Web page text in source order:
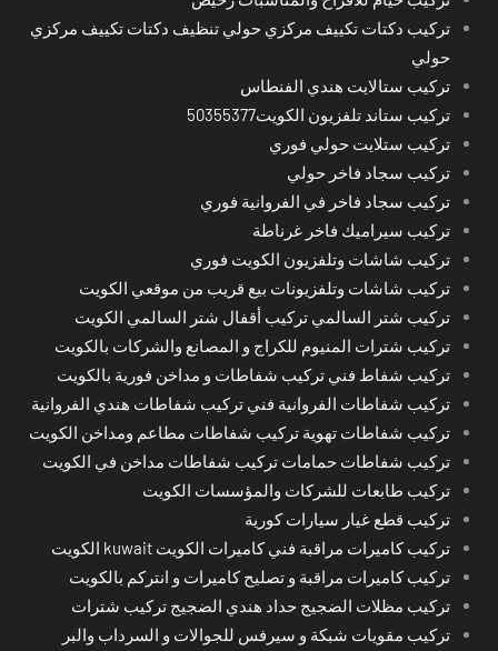
تركيب دكتات تكييف مركزي حولي تنظيف دكتات تكييف مركزي
حولي
تركيب ستالايت هندي الفنطاس
تركيب ستاند تلفزيون الكويت50355377
تركيب ستلايت حولي فوري
تركيب سجاد فاخر حولي
تركيب سجاد فاخر في الفروانية فوري
تركيب سيراميك فاخر غرناطة
تركيب شاشات وتلفزيون الكويت فوري
تركيب شاشات وتلفزيونات بيع قريب من موقعي الكويت
تركيب شتر السالمي تركيب أقفال شتر السالمي الكويت
تركيب شترات المنيوم للكراج و المصانع والشركات بالكويت
تركيب شفاط فني تركيب شفاطات و مداخن فورية بالكويت
تركيب شفاطات الفروانية فني تركيب شفاطات هندي الفروانية
تركيب شفاطات تهوية تركيب شفاطات مطاعم ومداخن الكويت
تركيب شفاطات حمامات تركيب شفاطات مداخن في الكويت
تركيب طابعات للشركات والمؤسسات الكويت
تركيب قطع غيار سيارات كورية
تركيب كاميرات مراقبة فني كاميرات الكويت kuwait الكويت
تركيب كاميرات مراقبة و تصليح كاميرات و انتركم بالكويت
تركيب مظلات الضجيج حداد هندي الضجيج تركيب شترات
تركيب مقويات شبكة و سيرفس للجوالات و السرداب والبر